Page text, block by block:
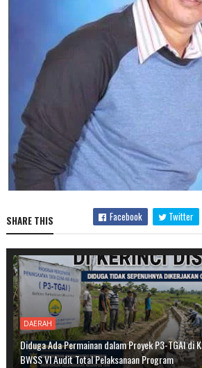
SHARE THIS Facebook Twitter
DAERAH
Diduga Ada Permainan dalam Proyek P3-TGAI di
BWSS VI Audit Total Pelaksanaan Program